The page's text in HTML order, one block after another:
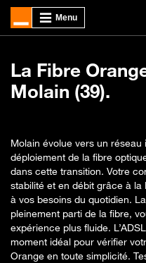
La Fibre
Molain (39).
Molain évolue vers un
déploiement de la fibre
dans cette transition. Votre
stabilité et en débit grâce à
à vos besoins du quotidien.
pleinement parti de la fibre,
expérience plus fluide.
moment idéal pour vérifier
Orange en toute simplicité.